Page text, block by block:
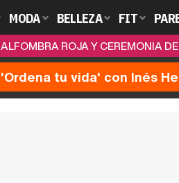
MODA BELLEZA FIT
ALFOMBRA ROJA Y CEREMONIA
'Ordena tu vida' con Inés